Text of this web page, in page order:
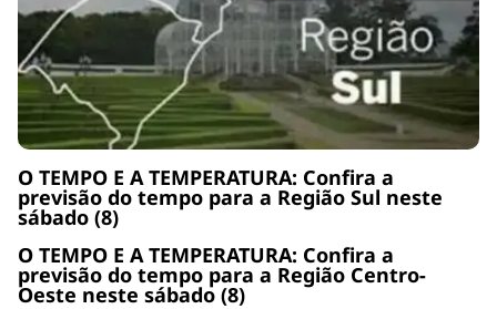
O TEMPO E A TEMPERATURA: Confira a
previsão do tempo para a Região Sul neste
sábado (8)
O TEMPO E A TEMPERATURA: Confira a
previsão do tempo para a Região Centro-
Oeste neste sábado (8)